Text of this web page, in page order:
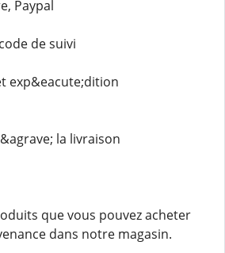
Paypal
de suivi
exp&eacute;dition
la livraison
que vous pouvez acheter
dans notre magasin.